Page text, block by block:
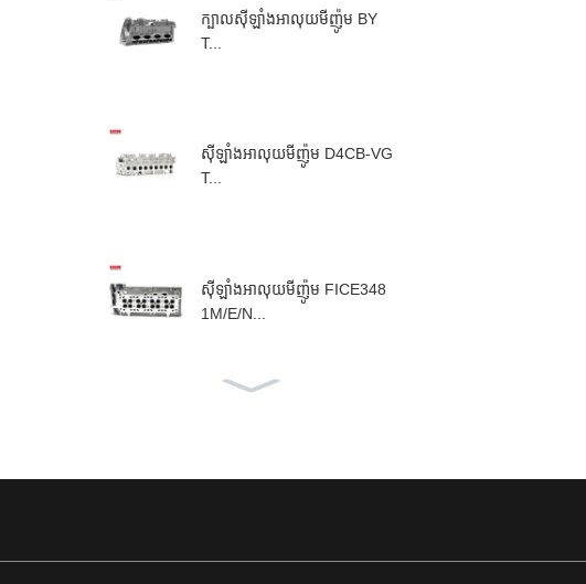
ក្បាលស៊ីឡាំងអាលុយមីញ៉ូម BY
T...
ស៊ីឡាំងអាលុយមីញ៉ូម D4CB-VG
T...
ស៊ីឡាំងអាលុយមីញ៉ូម FICE348
1M/E/N...